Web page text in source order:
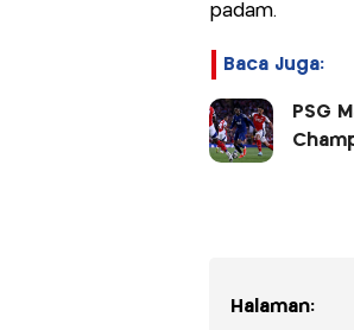
padam.
Baca Juga:
PSG
Halaman: